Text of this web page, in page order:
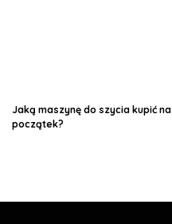
Jaką maszynę do szycia kupić na
początek?